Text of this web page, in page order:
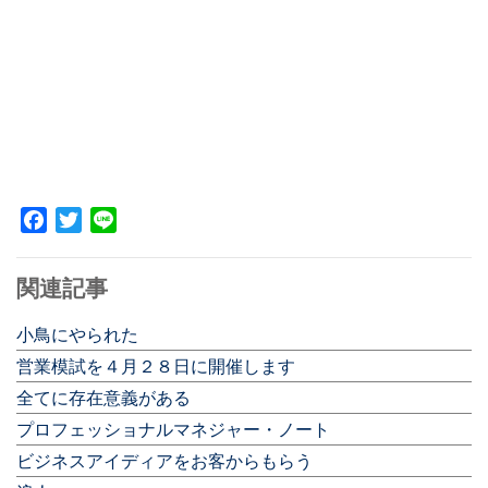
Facebook
Twitter
関連記事
小鳥にやられた
営業模試を４月２８日に開催します
全てに存在意義がある
プロフェッショナルマネジャー・ノート
ビジネスアイディアをお客からもらう